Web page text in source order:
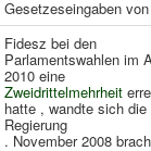
Gesetzeseingaben von
Fidesz bei den
Parlamentswahlen im
2010 eine
Zweidrittelmehrheit
hatte , wandte sich die
Regierung
. November 2008